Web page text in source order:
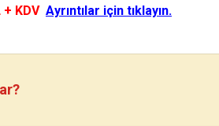
+ KDV Ayrıntılar için tıklayın.